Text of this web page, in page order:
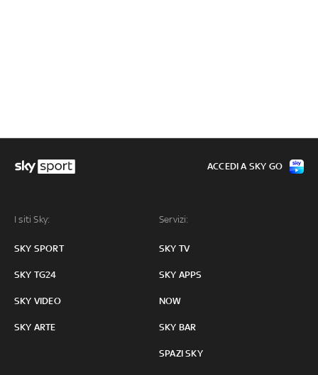
I siti Sky:
SKY SPORT
SKY TG24
SKY VIDEO
SKY ARTE
Servizi:
SKY TV
SKY APPS
NOW
SKY BAR
SPAZI SKY
ACCEDI A SKY GO